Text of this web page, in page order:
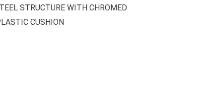
WITH CHROMED
CUSHION